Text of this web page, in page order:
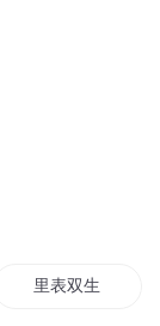
里表双生